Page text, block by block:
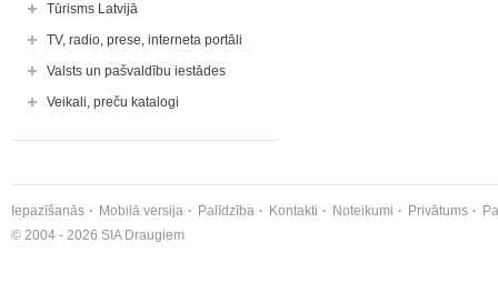
Tūrisms Latvijā
TV, radio, prese, interneta portāli
Valsts un pašvaldību iestādes
Veikali, preču katalogi
Iepazīšanās Mobilā versija Palīdzība Kontakti Noteikumi Privātums
© 2004 - 2026 SIA Draugiem